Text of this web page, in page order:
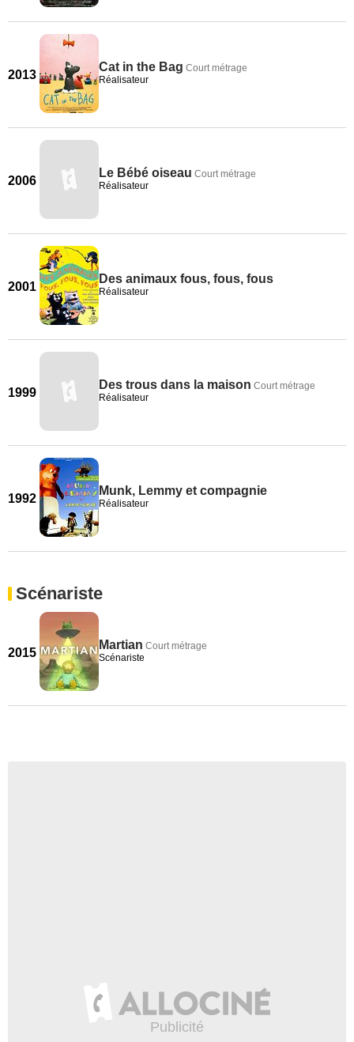
2013
Cat in the Bag Court métrage
Réalisateur
2006
Le Bébé oiseau Court métrage
Réalisateur
2001
Des animaux fous, fous, fous
Réalisateur
1999
Des trous dans la maison Court métrage
Réalisateur
1992
Munk, Lemmy et compagnie
Réalisateur
Scénariste
2015
Martian Court métrage
Scénariste